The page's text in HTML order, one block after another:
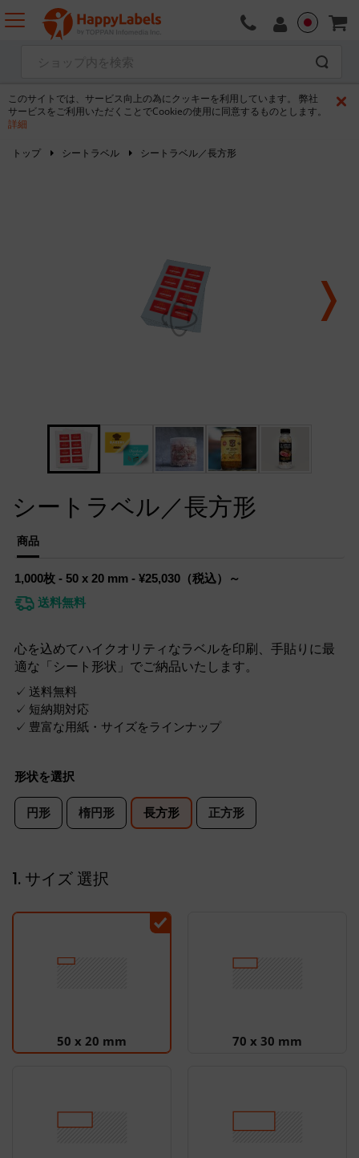
このサイトでは、サービス向上の為にクッキーを利用しています。 弊社
サービスをご利用いただくことでCookieの使用に同意するものとします。
詳細
トップ シートラベル シートラベル／長方形
シートラベル／長方形
商品
1,000枚 - 50 x 20 mm - ¥25,030（税込）～
送料無料
心を込めてハイクオリティなラベルを印刷、手貼りに最
適な「シート形状」でご納品いたします。
送料無料
短納期対応
豊富な用紙・サイズをラインナップ
形状を選択
円形 楕円形 長方形 正方形
1. サイズ 選択
50 x 20 mm 70 x 30 mm